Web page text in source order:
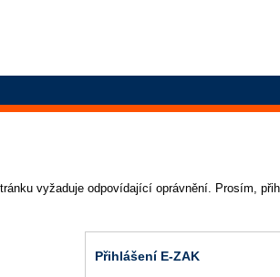
vyžaduje odpovídající oprávnění. Prosím,
Přihlášení E-ZAK